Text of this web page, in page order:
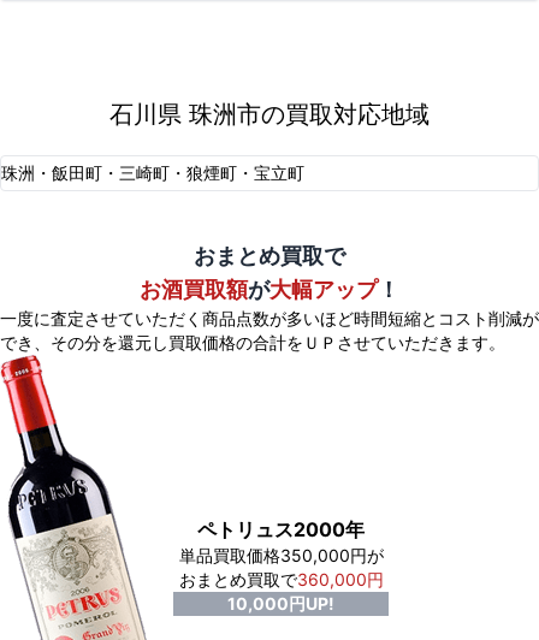
石川県 珠洲市の買取対応地域
珠洲・飯田町・三崎町・狼煙町・宝立町
おまとめ買取で
お酒買取額が大幅アップ！
一度に査定させていただく商品点数が多いほど時間短縮とコスト削減が
でき、 その分を還元し買取価格の合計をＵＰさせていただきます。
ペトリュス2000年
単品買取価格350,000円が
おまとめ買取で360,000円
10,000円UP!